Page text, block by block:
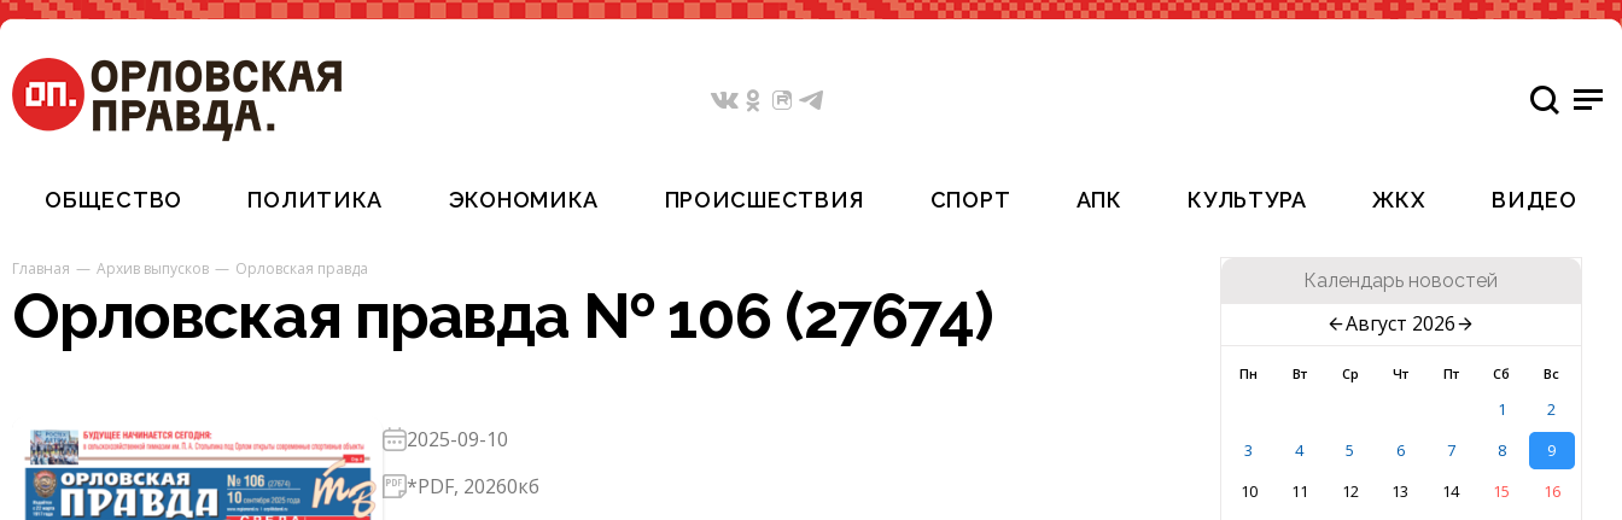
ОБЩЕСТВО ПОЛИТИКА ЭКОНОМИКА ПРОИСШЕСТВИЯ СПОРТ АПК КУЛЬТУРА ЖКХ ВИДЕО
Главная Архив выпусков Орловская правда
Орловская правда № 106 (27674)
2025-09-10
*PDF, 20260кб
Календарь новостей
Август 2026
Пн Вт Ср Чт Пт Сб Вс
1
2
3
4 5 6 7 8
9
10
11 12 13 14 15
16